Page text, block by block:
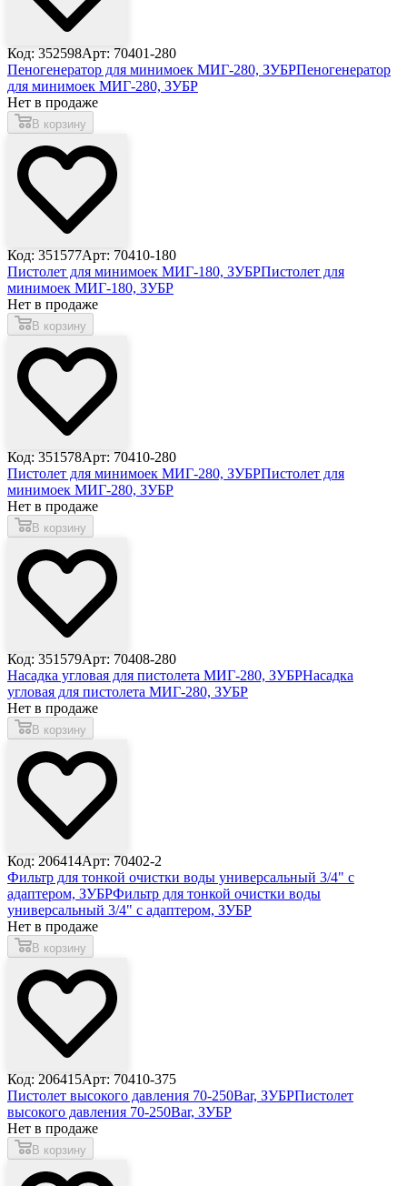
Код: 352598Арт: 70401-280
Пеногенератор для минимоек МИГ-280, ЗУБРПеногенератор
для минимоек МИГ-280, ЗУБР
Нет в продаже
В корзину
Код: 351577Арт: 70410-180
Пистолет для минимоек МИГ-180, ЗУБРПистолет для
минимоек МИГ-180, ЗУБР
Нет в продаже
В корзину
Код: 351578Арт: 70410-280
Пистолет для минимоек МИГ-280, ЗУБРПистолет для
минимоек МИГ-280, ЗУБР
Нет в продаже
В корзину
Код: 351579Арт: 70408-280
Насадка угловая для пистолета МИГ-280, ЗУБРНасадка
угловая для пистолета МИГ-280, ЗУБР
Нет в продаже
В корзину
Код: 206414Арт: 70402-2
Фильтр для тонкой очистки воды универсальный 3/4" с
адаптером, ЗУБРФильтр для тонкой очистки воды
универсальный 3/4" с адаптером, ЗУБР
Нет в продаже
В корзину
Код: 206415Арт: 70410-375
Пистолет высокого давления 70-250Bar, ЗУБРПистолет
высокого давления 70-250Bar, ЗУБР
Нет в продаже
В корзину